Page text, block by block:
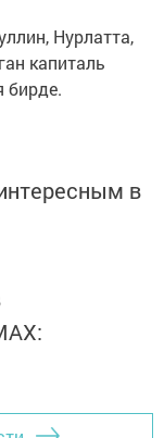
Нурлатта,
капиталь
бирде.
в